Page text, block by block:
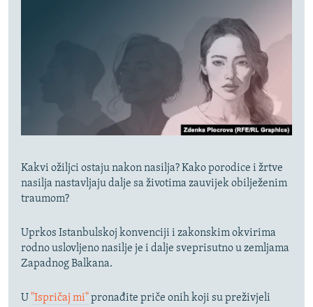
Kakvi ožiljci ostaju nakon nasilja? Kako porodice i žrtve
nasilja nastavljaju dalje sa životima zauvijek obilježenim
traumom?
Uprkos Istanbulskoj konvenciji i zakonskim okvirima
rodno uslovljeno nasilje je i dalje sveprisutno u zemljama
Zapadnog Balkana.
U "Ispričaj mi"pronađite priče onih koji su preživjeli